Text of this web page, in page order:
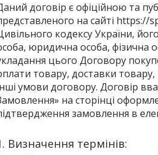
договір є офіційною та
на сайті https://
кодексу України,
юридична особа,
цього Договору
товару, доставки товару,
умови договору. Договір
на сторінці
замовлення в
Визначення термінів: